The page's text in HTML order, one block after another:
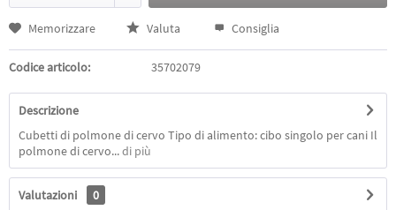
Memorizzare Valuta Consiglia
Codice articolo: 35702079
Descrizione
Cubetti di polmone di cervo Tipo di alimento: cibo singolo per cani Il
polmone di cervo...di più
Valutazioni
0